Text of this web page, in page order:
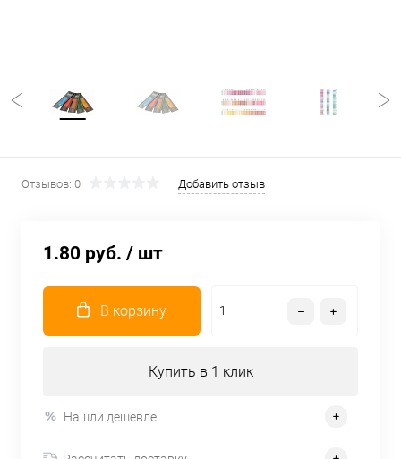
Отзывов: 0 Добавить отзыв
1.80 руб. / шт
В корзину
Купить в 1 клик
Нашли дешевле